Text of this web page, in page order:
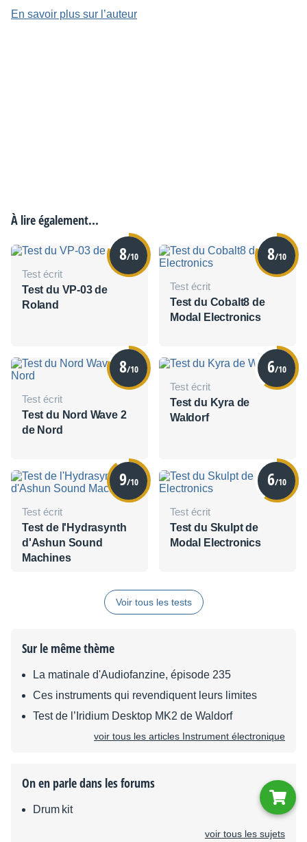
En savoir plus sur l’auteur
À lire également...
8/10
Test écrit
Test du VP-03 de
Roland
8/10
Test écrit
Test du Cobalt8 de
Modal Electronics
8/10
Test écrit
Test du Nord Wave 2
de Nord
6/10
Test écrit
Test du Kyra de
Waldorf
9/10
Test écrit
Test de l'Hydrasynth
d'Ashun Sound
Machines
6/10
Test écrit
Test du Skulpt de
Modal Electronics
Voir tous les tests
Sur le même thème
La matinale d'Audiofanzine, épisode 235
Ces instruments qui revendiquent leurs limites
Test de l’Iridium Desktop MK2 de Waldorf
voir tous les articles Instrument électronique
On en parle dans les forums
Drum kit
voir tous les sujets